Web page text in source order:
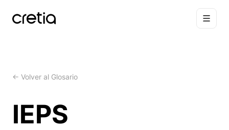
← Volver al Glosario
IEPS